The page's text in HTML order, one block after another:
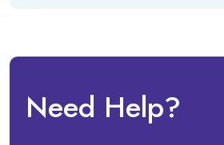
Need Help?